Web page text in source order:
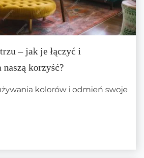
– jak je łączyć i
korzyść?
kolorów i odmień swoje